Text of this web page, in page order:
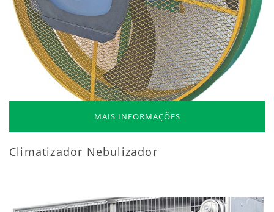
MAIS INFORMAÇÕES
Climatizador Nebulizador